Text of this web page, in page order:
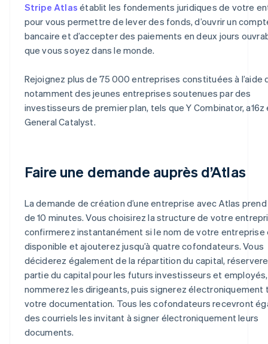
Stripe Atlas établit les fondements juridiques de votre
pour vous permettre de lever des fonds, d’ouvrir un
bancaire et d’accepter des paiements en deux jours
que vous soyez dans le monde.
Rejoignez plus de 75 000 entreprises constituées à l’aide
notamment des jeunes entreprises soutenues par des
investisseurs de premier plan, tels que Y Combinator, a16z
General Catalyst.
Faire une demande auprès d’Atlas
La demande de création d’une entreprise avec Atlas
de 10 minutes. Vous choisirez la structure de votre
confirmerez instantanément si le nom de votre entreprise
disponible et ajouterez jusqu’à quatre cofondateurs. Vous
déciderez également de la répartition du capital,
partie du capital pour les futurs investisseurs et employés,
nommerez les dirigeants, puis signerez électroniquement
votre documentation. Tous les cofondateurs recevront
des courriels les invitant à signer électroniquement leurs
documents.